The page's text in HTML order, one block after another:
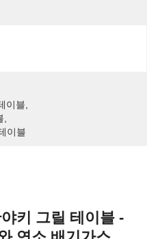
이블
이블
키 그릴 테이블 -